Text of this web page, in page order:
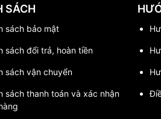
SÁCH
sách bảo mật
sách đổi trả, hoàn tiền
sách vận chuyển
sách thanh toán và xác nhận